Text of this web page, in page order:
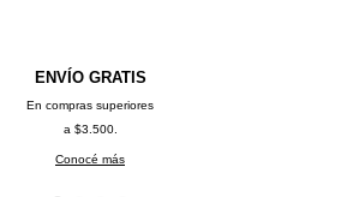
ENVÍO GRATIS
En compras superiores
a $3.500.
Conocé más